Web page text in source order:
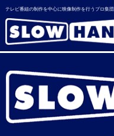
テレビ番組の制作を中心に映像制作を行うプロ集